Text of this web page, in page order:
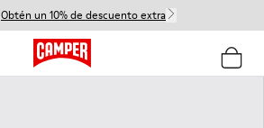
Obtén un 10% de descuento extra